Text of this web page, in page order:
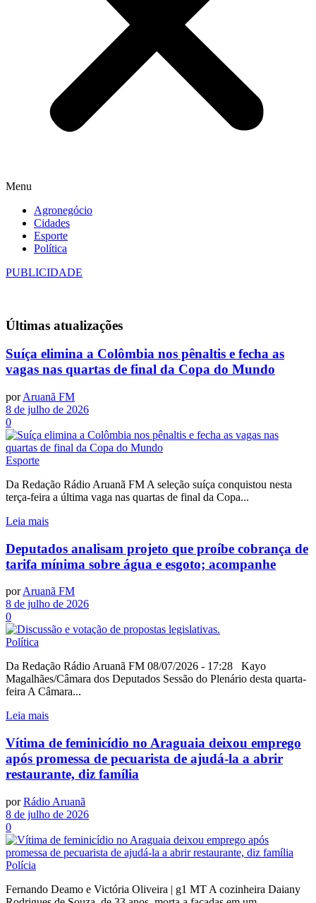
Menu
Agronegócio
Cidades
Esporte
Política
PUBLICIDADE
Últimas atualizações
Suíça elimina a Colômbia nos pênaltis e fecha as
vagas nas quartas de final da Copa do Mundo
por Aruanã FM
8 de julho de 2026
0
Esporte
Da Redação Rádio Aruanã FM A seleção suíça conquistou nesta
terça-feira a última vaga nas quartas de final da Copa...
Leia mais
Deputados analisam projeto que proíbe cobrança de
tarifa mínima sobre água e esgoto; acompanhe
por Aruanã FM
8 de julho de 2026
0
Política
Da Redação Rádio Aruanã FM 08/07/2026 - 17:28 Kayo
Magalhães/Câmara dos Deputados Sessão do Plenário desta quarta-
feira A Câmara...
Leia mais
Vítima de feminicídio no Araguaia deixou emprego
após promessa de pecuarista de ajudá-la a abrir
restaurante, diz família
por Rádio Aruanã
8 de julho de 2026
0
Polícia
Fernando Deamo e Victória Oliveira | g1 MT A cozinheira Daiany